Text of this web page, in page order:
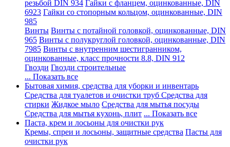
резьбой DIN 934 Гайки с фланцем, оцинкованные, DIN
6923 Гайки со стопорным кольцом, оцинкованные, DIN
985
Винты Винты с потайной головкой, оцинкованные, DIN
965 Винты с полукруглой головкой, оцинкованные, DIN
7985 Винты с внутренним шестигранником,
оцинкованные, класс прочности 8.8, DIN 912
Гвозди Гвозди строительные
... Показать все
Бытовая химия, средства для уборки и инвентарь
Средства для туалетов и очистки труб Средства для
стирки Жидкое мыло Средства для мытья посуды
Средства для мытья кухонь, плит ... Показать все
Паста, крем и лосьоны для очистки рук
Кремы, спреи и лосьоны, защитные средства Пасты для
очистки рук